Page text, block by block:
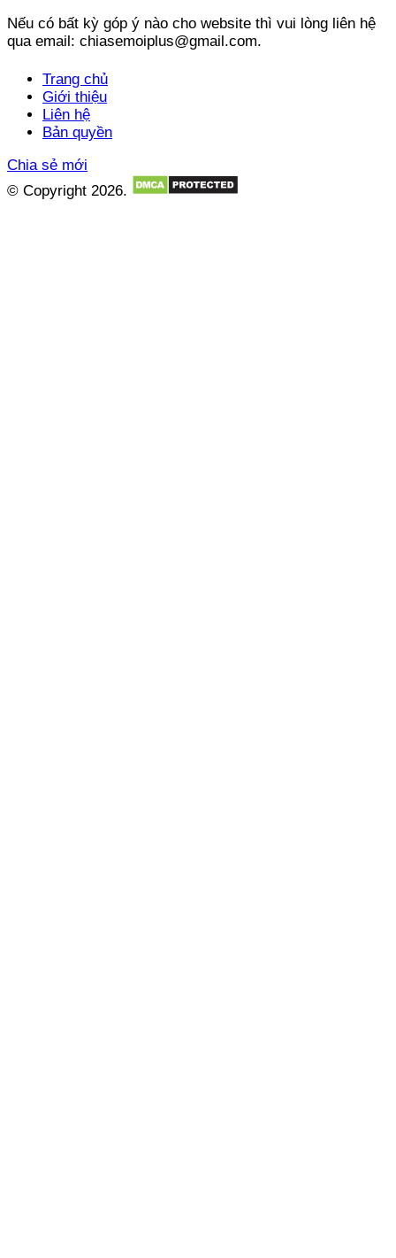
Nếu có bất kỳ góp ý nào cho website thì vui lòng liên hệ
qua email: chiasemoiplus@gmail.com.
Trang chủ
Giới thiệu
Liên hệ
Bản quyền
Chia sẻ mới
© Copyright 2026.